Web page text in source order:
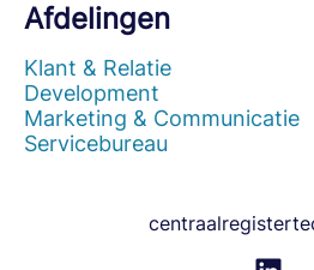
Afdelingen
Klant & Relatie
Development
Marketing & Communicatie
Servicebureau